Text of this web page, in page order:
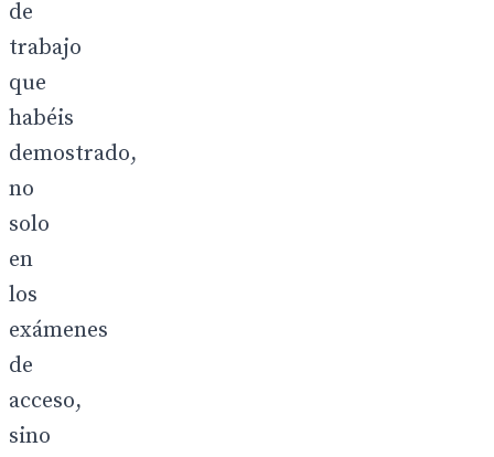
de
trabajo
que
habéis
demostrado,
no
solo
en
los
exámenes
de
acceso,
sino